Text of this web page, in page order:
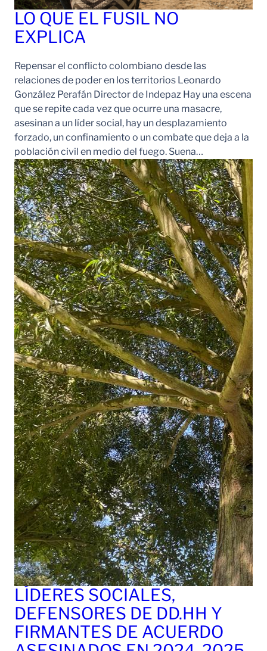
LO QUE EL FUSIL NO
EXPLICA
Repensar el conflicto colombiano desde las
relaciones de poder en los territorios Leonardo
González Perafán Director de Indepaz Hay una escena
que se repite cada vez que ocurre una masacre,
asesinan a un líder social, hay un desplazamiento
forzado, un confinamiento o un combate que deja a la
población civil en medio del fuego. Suena…
LÍDERES SOCIALES,
DEFENSORES DE DD.HH Y
FIRMANTES DE ACUERDO